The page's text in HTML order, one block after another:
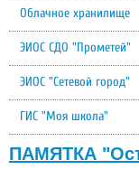
Облачное хранилище
ЭИОС СДО "Прометей"
ЭИОС "Сетевой город"
ГИС "Моя школа"
ПАМЯТКА